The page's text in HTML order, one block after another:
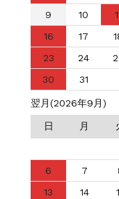
9
10
16
17
23
24
30
31
翌月(2026年9月)
日 月
6
7
13
14